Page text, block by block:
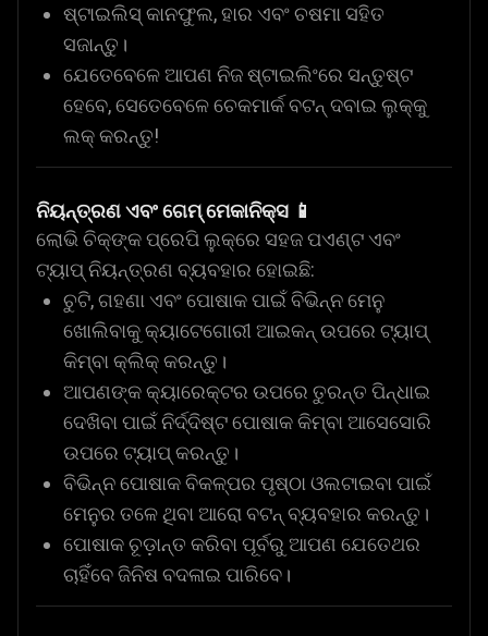
ଷ୍ଟାଇଲିସ୍ କାନଫୁଲ, ହାର ଏବଂ ଚଷମା ସହିତ
ସଜାନ୍ତୁ।
ଯେତେବେଳେ ଆପଣ ନିଜ ଷ୍ଟାଇଲିଂରେ ସନ୍ତୁଷ୍ଟ
ହେବେ, ସେତେବେଳେ ଚେକମାର୍କ ବଟନ୍ ଦବାଇ ଲୁକ୍‌କୁ
ଲକ୍ କରନ୍ତୁ!
ନିୟନ୍ତ୍ରଣ ଏବଂ ଗେମ୍ ମେକାନିକ୍ସ 📱
ଲୋଭି ଚିକ୍‌ଙ୍କ ପ୍ରେପି ଲୁକ୍‌ରେ ସହଜ ପଏଣ୍ଟ ଏବଂ
ଟ୍ୟାପ୍ ନିୟନ୍ତ୍ରଣ ବ୍ୟବହାର ହୋଇଛି:
ଚୁଟି, ଗହଣା ଏବଂ ପୋଷାକ ପାଇଁ ବିଭିନ୍ନ ମେନୁ
ଖୋଲିବାକୁ କ୍ୟାଟେଗୋରୀ ଆଇକନ୍ ଉପରେ ଟ୍ୟାପ୍
କିମ୍ବା କ୍ଲିକ୍ କରନ୍ତୁ।
ଆପଣଙ୍କ କ୍ୟାରେକ୍ଟର ଉପରେ ତୁରନ୍ତ ପିନ୍ଧାଇ
ଦେଖିବା ପାଇଁ ନିର୍ଦ୍ଦିଷ୍ଟ ପୋଷାକ କିମ୍ବା ଆସେସୋରି
ଉପରେ ଟ୍ୟାପ୍ କରନ୍ତୁ।
ବିଭିନ୍ନ ପୋଷାକ ବିକଳ୍ପର ପୃଷ୍ଠା ଓଲଟାଇବା ପାଇଁ
ମେନୁର ତଳେ ଥିବା ଆରୋ ବଟନ୍ ବ୍ୟବହାର କରନ୍ତୁ।
ପୋଷାକ ଚୂଡ଼ାନ୍ତ କରିବା ପୂର୍ବରୁ ଆପଣ ଯେତେଥର
ଚାହିଁବେ ଜିନିଷ ବଦଳାଇ ପାରିବେ।